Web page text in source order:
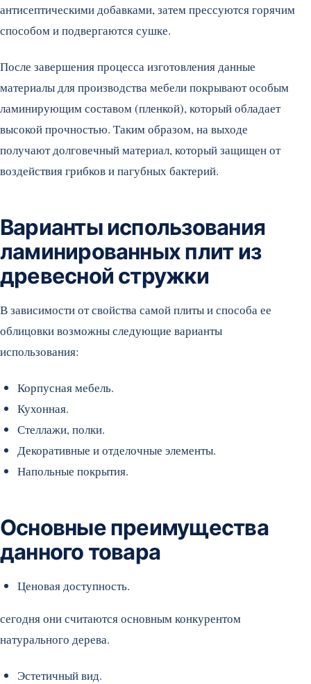
антисептическими добавками, затем прессуются горячим
способом и подвергаются сушке.
После завершения процесса изготовления данные
материалы для производства мебели покрывают особым
ламинирующим составом (пленкой), который обладает
высокой прочностью. Таким образом, на выходе
получают долговечный материал, который защищен от
воздействия грибков и пагубных бактерий.
Варианты использования
ламинированных плит из
древесной стружки
В зависимости от свойства самой плиты и способа ее
облицовки возможны следующие варианты
использования:
Корпусная мебель.
Кухонная.
Стеллажи, полки.
Декоративные и отделочные элементы.
Напольные покрытия.
Основные преимущества
данного товара
Ценовая доступность.
сегодня они считаются основным конкурентом
натурального дерева.
Эстетичный вид.